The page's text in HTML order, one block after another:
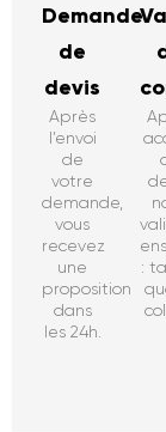
Demande
de
devis
Après
l’envoi
de
votre
demande,
vous
recevez
une
proposition
dans
les 24h.
: